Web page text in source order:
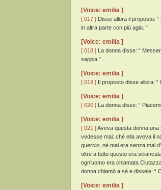
[Voice: emilia ]
[ 017 ] Disse allora il proposto:
in altra parte con piú agio. ”
[Voice: emilia ]
[ 018 ] La donna disse: “
sappia ” .
[Voice: emilia ]
[ 019 ] Il proposto disse allora:
[Voice: emilia ]
[ 020 ] La donna disse: “
[Voice: emilia ]
[ 021 ]Aveva questa donna una
vedesse mai: ché ella aveva il
guercio, né mai era senza mal
oltre a tutto questo era
ogn'uomo era chiamata
donna chiamò a sé e dissele: “
[Voice: emilia ]